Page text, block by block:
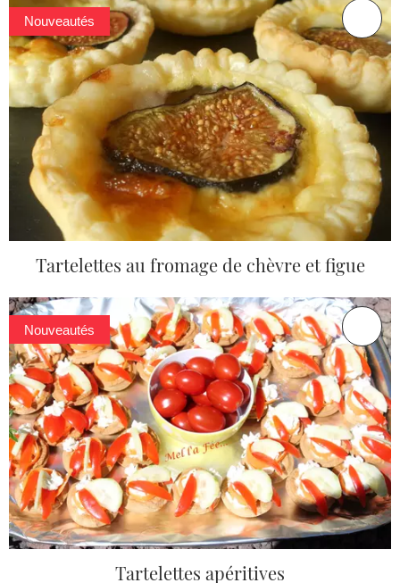
Nouveautés
Tartelettes au fromage de chèvre et figue
Nouveautés
Tartelettes apéritives